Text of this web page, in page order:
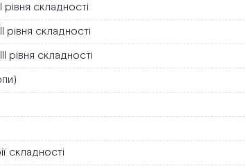
складності
рівня складності
рівня складності
складності